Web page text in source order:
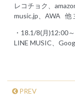
レコチョク、
music.jp、AWA 他
・18.1/8(月)12:00
LINE MUSIC、
PREV